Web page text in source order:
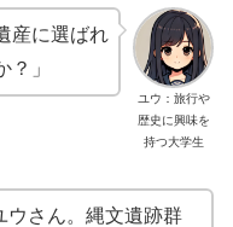
ユウ：旅行や
歴史に興味を
持つ大学生
産に選ばれ
」
ウさん。縄文遺跡群